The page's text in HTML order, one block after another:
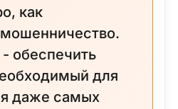
как
мошенничество.
обеспечить
для
даже самых